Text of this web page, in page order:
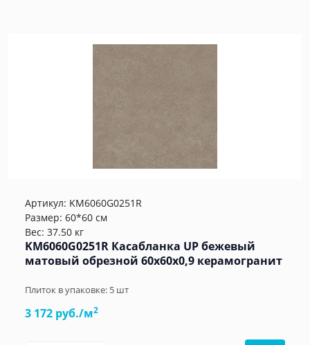
Артикул: KM6060G0251R
Размер: 60*60 см
Вес: 37.50 кг
KM6060G0251R Касабланка UP бежевый
матовый обрезной 60x60x0,9 керамогранит
Плиток в упаковке: 5 шт
3 172 руб./м2